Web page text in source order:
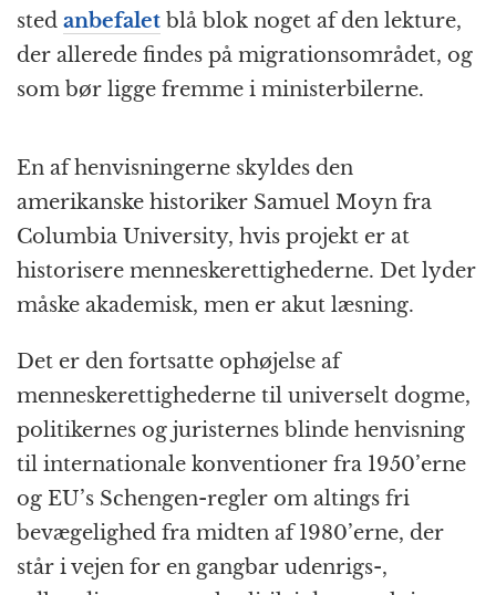
sted anbefalet blå blok noget af den lekture,
der allerede findes på migrationsområdet, og
som bør ligge fremme i ministerbilerne.
En af henvisningerne skyldes den
amerikanske historiker Samuel Moyn fra
Columbia University, hvis projekt er at
historisere menneskerettighederne. Det lyder
måske akademisk, men er akut læsning.
Det er den fortsatte ophøjelse af
menneskerettighederne til universelt dogme,
politikernes og juristernes blinde henvisning
til internationale konventioner fra 1950’erne
og EU’s Schengen-regler om altings fri
bevægelighed fra midten af 1980’erne, der
står i vejen for en gangbar udenrigs-,